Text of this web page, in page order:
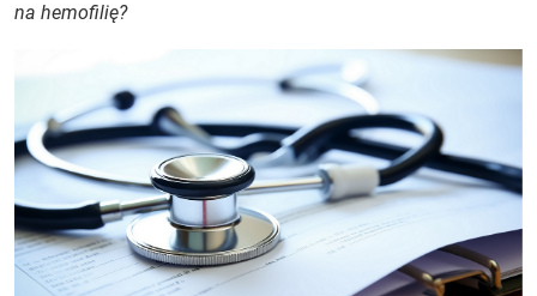
na hemofilię?